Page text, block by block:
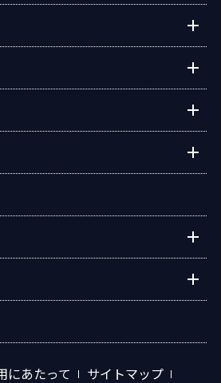
ティ
価
の空の下で」
るお問い合わせ
関するお問い合わせ
問い合わせ
にあたって サイトマップ